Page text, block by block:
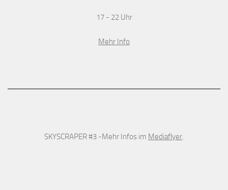
17 - 22 Uhr
Mehr Info
SKYSCRAPER #3 -Mehr Infos im Mediaflyer.